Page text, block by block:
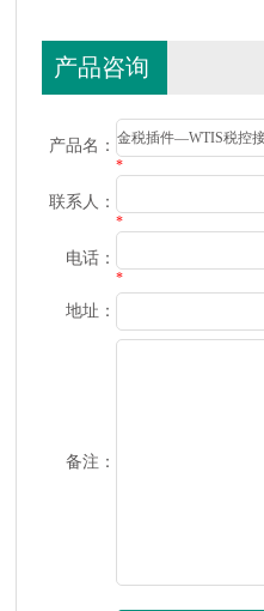
产品咨询
产品名：
*
联系人：
*
电话：
*
地址：
备注：